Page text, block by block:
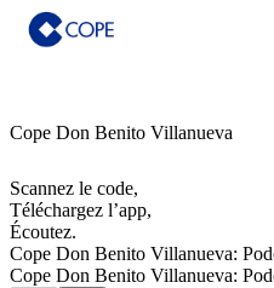
Cope Don Benito Villanueva
Scannez le code,
Téléchargez l’app,
Écoutez.
Cope Don Benito Villanueva:
Cope Don Benito Villanueva: